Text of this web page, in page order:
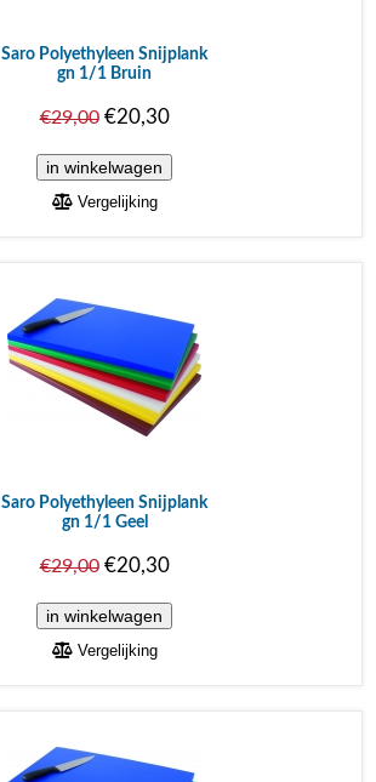
Saro Polyethyleen Snijplank
gn 1/1 Bruin
€29,00€20,30
Vergelijking
Saro Polyethyleen Snijplank
gn 1/1 Geel
€29,00€20,30
Vergelijking